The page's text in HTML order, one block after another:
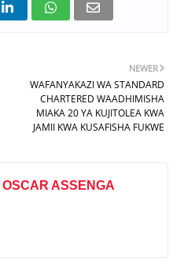
NEWER
WAFANYAKAZI WA STANDARD
CHARTERED WAADHIMISHA
MIAKA 20 YA KUJITOLEA KWA
JAMII KWA KUSAFISHA FUKWE
OSCAR ASSENGA